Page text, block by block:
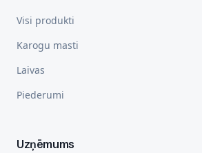
Visi produkti
Karogu masti
Laivas
Piederumi
Uzņēmums